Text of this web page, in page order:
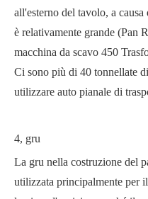
all'esterno del tavolo, a
è relativamente grande (Pan
macchina da scavo 450
Ci sono più di 40 tonnellate
utilizzare auto pianale di
4, gru
La gru nella costruzione del
utilizzata principalmente per